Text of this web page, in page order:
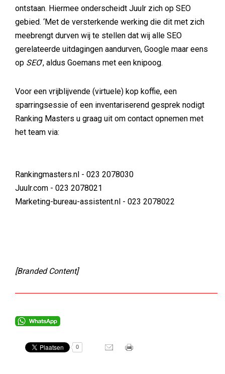
ontstaan. Hiermee onderscheidt Juulr zich op SEO
gebied. ‘Met de versterkende werking die dit met zich
meebrengt durven wij te stellen dat wij alle SEO
gerelateerde uitdagingen aandurven, Google maar eens
op SEO’, aldus Goemans met een knipoog.
Voor een vrijblijvende (virtuele) kop koffie, een
sparringsessie of een inventariserend gesprek nodigt
Ranking Masters u graag uit om contact opnemen met
het team via:
Rankingmasters.nl - 023 2078030
Juulr.com - 023 2078021
Marketing-bureau-assistent.nl - 023 2078022
[Branded Content]
0